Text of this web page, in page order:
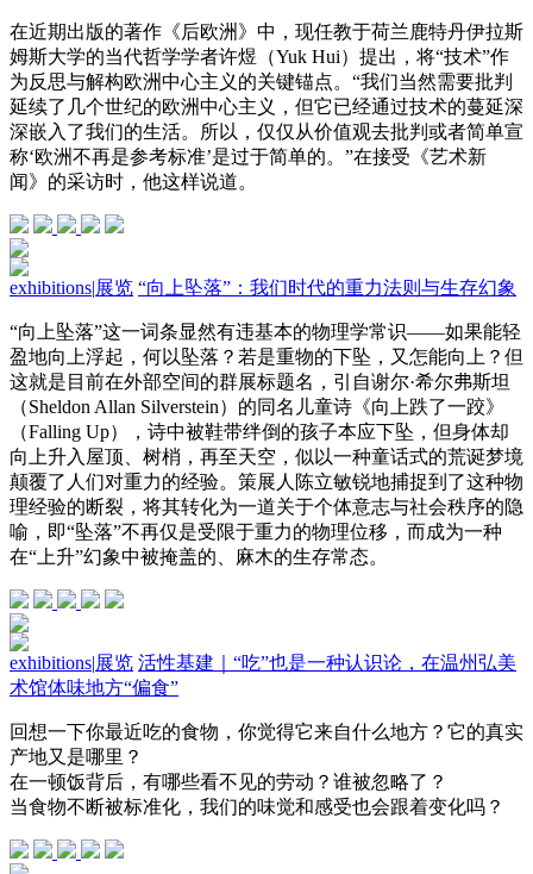
在近期出版的著作《后欧洲》中，现任教于荷兰鹿特丹伊拉斯
姆斯大学的当代哲学学者许煜（Yuk Hui）提出，将“技术”作
为反思与解构欧洲中心主义的关键锚点。“我们当然需要批判
延续了几个世纪的欧洲中心主义，但它已经通过技术的蔓延深
深嵌入了我们的生活。所以，仅仅从价值观去批判或者简单宣
称‘欧洲不再是参考标准’是过于简单的。”在接受《艺术新
闻》的采访时，他这样说道。
exhibitions|展览 “向上坠落”：我们时代的重力法则与生存幻象
“向上坠落”这一词条显然有违基本的物理学常识——如果能轻
盈地向上浮起，何以坠落？若是重物的下坠，又怎能向上？但
这就是目前在外部空间的群展标题名，引自谢尔·希尔弗斯坦
（Sheldon Allan Silverstein）的同名儿童诗《向上跌了一跤》
（Falling Up），诗中被鞋带绊倒的孩子本应下坠，但身体却
向上升入屋顶、树梢，再至天空，似以一种童话式的荒诞梦境
颠覆了人们对重力的经验。策展人陈立敏锐地捕捉到了这种物
理经验的断裂，将其转化为一道关于个体意志与社会秩序的隐
喻，即“坠落”不再仅是受限于重力的物理位移，而成为一种
在“上升”幻象中被掩盖的、麻木的生存常态。
exhibitions|展览 活性基建｜“吃”也是一种认识论，在温州弘美
术馆体味地方“偏食”
回想一下你最近吃的食物，你觉得它来自什么地方？它的真实
产地又是哪里？
在一顿饭背后，有哪些看不见的劳动？谁被忽略了？
当食物不断被标准化，我们的味觉和感受也会跟着变化吗？